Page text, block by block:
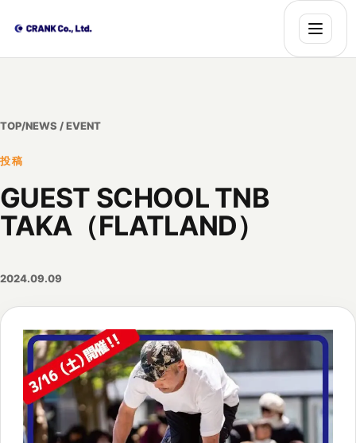
TOP/NEWS / EVENT
投稿
GUEST SCHOOL TNB
TAKA（FLATLAND）
2024.09.09